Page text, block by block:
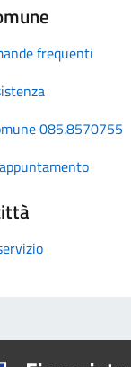
frequenti
085.8570755